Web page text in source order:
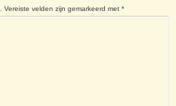
Vereiste velden zijn gemarkeerd met *